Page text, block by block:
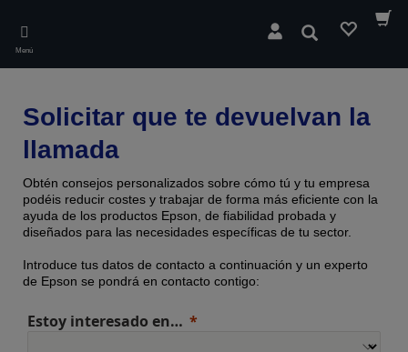
main
content
Menú
Buscar
Solicitar que te devuelvan la
llamada
Obtén consejos personalizados sobre cómo tú y tu empresa
podéis reducir costes y trabajar de forma más eficiente con la
ayuda de los productos Epson, de fiabilidad probada y
diseñados para las necesidades específicas de tu sector.
Introduce tus datos de contacto a continuación y un experto
de Epson se pondrá en contacto contigo:
Estoy interesado en…